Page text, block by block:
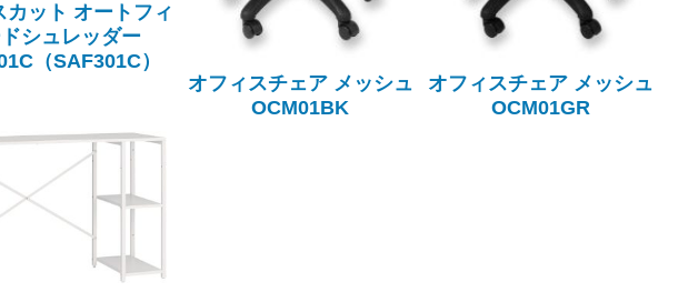
カット オートフィ
シュレッダー
（SAF301C）
オフィスチェア メッシュ
OCM01BK
オフィスチェア メッシュ
OCM01GR